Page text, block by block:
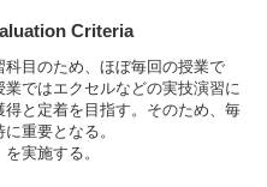
Criteria
目のため、ほぼ毎回の授業で
業ではエクセルなどの実技演習に
と定着を目指す。そのため、毎
重要となる。
実施する。